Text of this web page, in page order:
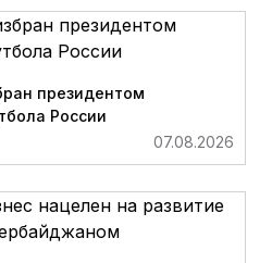
президентом
России
07.08.2026